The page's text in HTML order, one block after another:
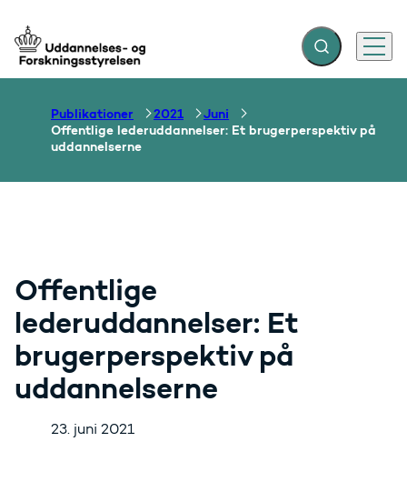
Gå til forsiden Fold søgefelt ud
Menu
Publikationer 2021
Juni
Offentlige lederuddannelser: Et brugerperspektiv på
uddannelserne
Offentlige
lederuddannelser: Et
brugerperspektiv på
uddannelserne
23. juni 2021